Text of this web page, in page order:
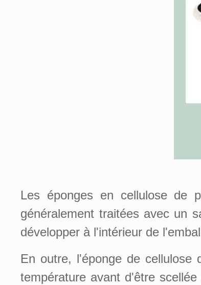
Les éponges en cellulose de
généralement traitées avec un
développer à l'intérieur de
En outre, l'éponge de
température avant d'être